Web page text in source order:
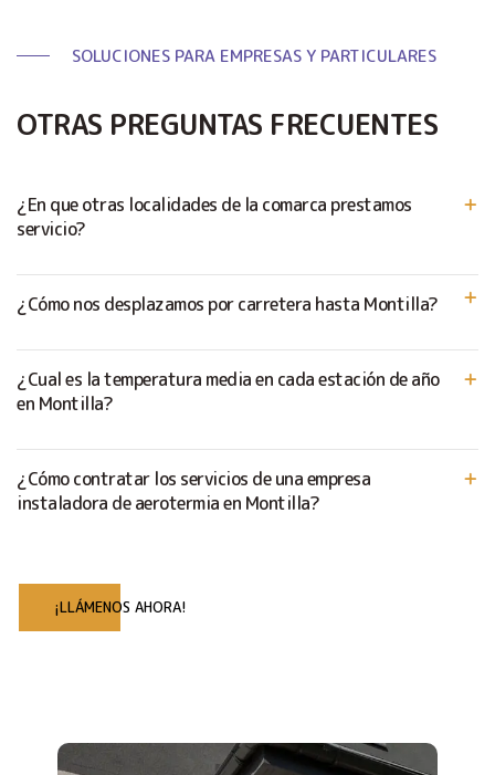
SOLUCIONES PARA EMPRESAS Y PARTICULARES
OTRAS PREGUNTAS FRECUENTES
¿En que otras localidades de la comarca prestamos
servicio?
¿Cómo nos desplazamos por carretera hasta Montilla?
¿Cual es la temperatura media en cada estación de año
en Montilla?
¿Cómo contratar los servicios de una empresa
instaladora de aerotermia en Montilla?
¡LLÁMENOS AHORA!